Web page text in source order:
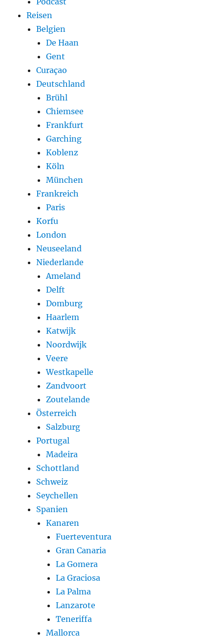
Reisen
Belgien
De Haan
Gent
Curaçao
Deutschland
Brühl
Chiemsee
Frankfurt
Garching
Koblenz
Köln
München
Frankreich
Paris
Korfu
London
Neuseeland
Niederlande
Ameland
Delft
Domburg
Haarlem
Katwijk
Noordwijk
Veere
Westkapelle
Zandvoort
Zoutelande
Österreich
Salzburg
Portugal
Madeira
Schottland
Schweiz
Seychellen
Spanien
Kanaren
Fuerteventura
Gran Canaria
La Gomera
La Graciosa
La Palma
Lanzarote
Teneriffa
Mallorca